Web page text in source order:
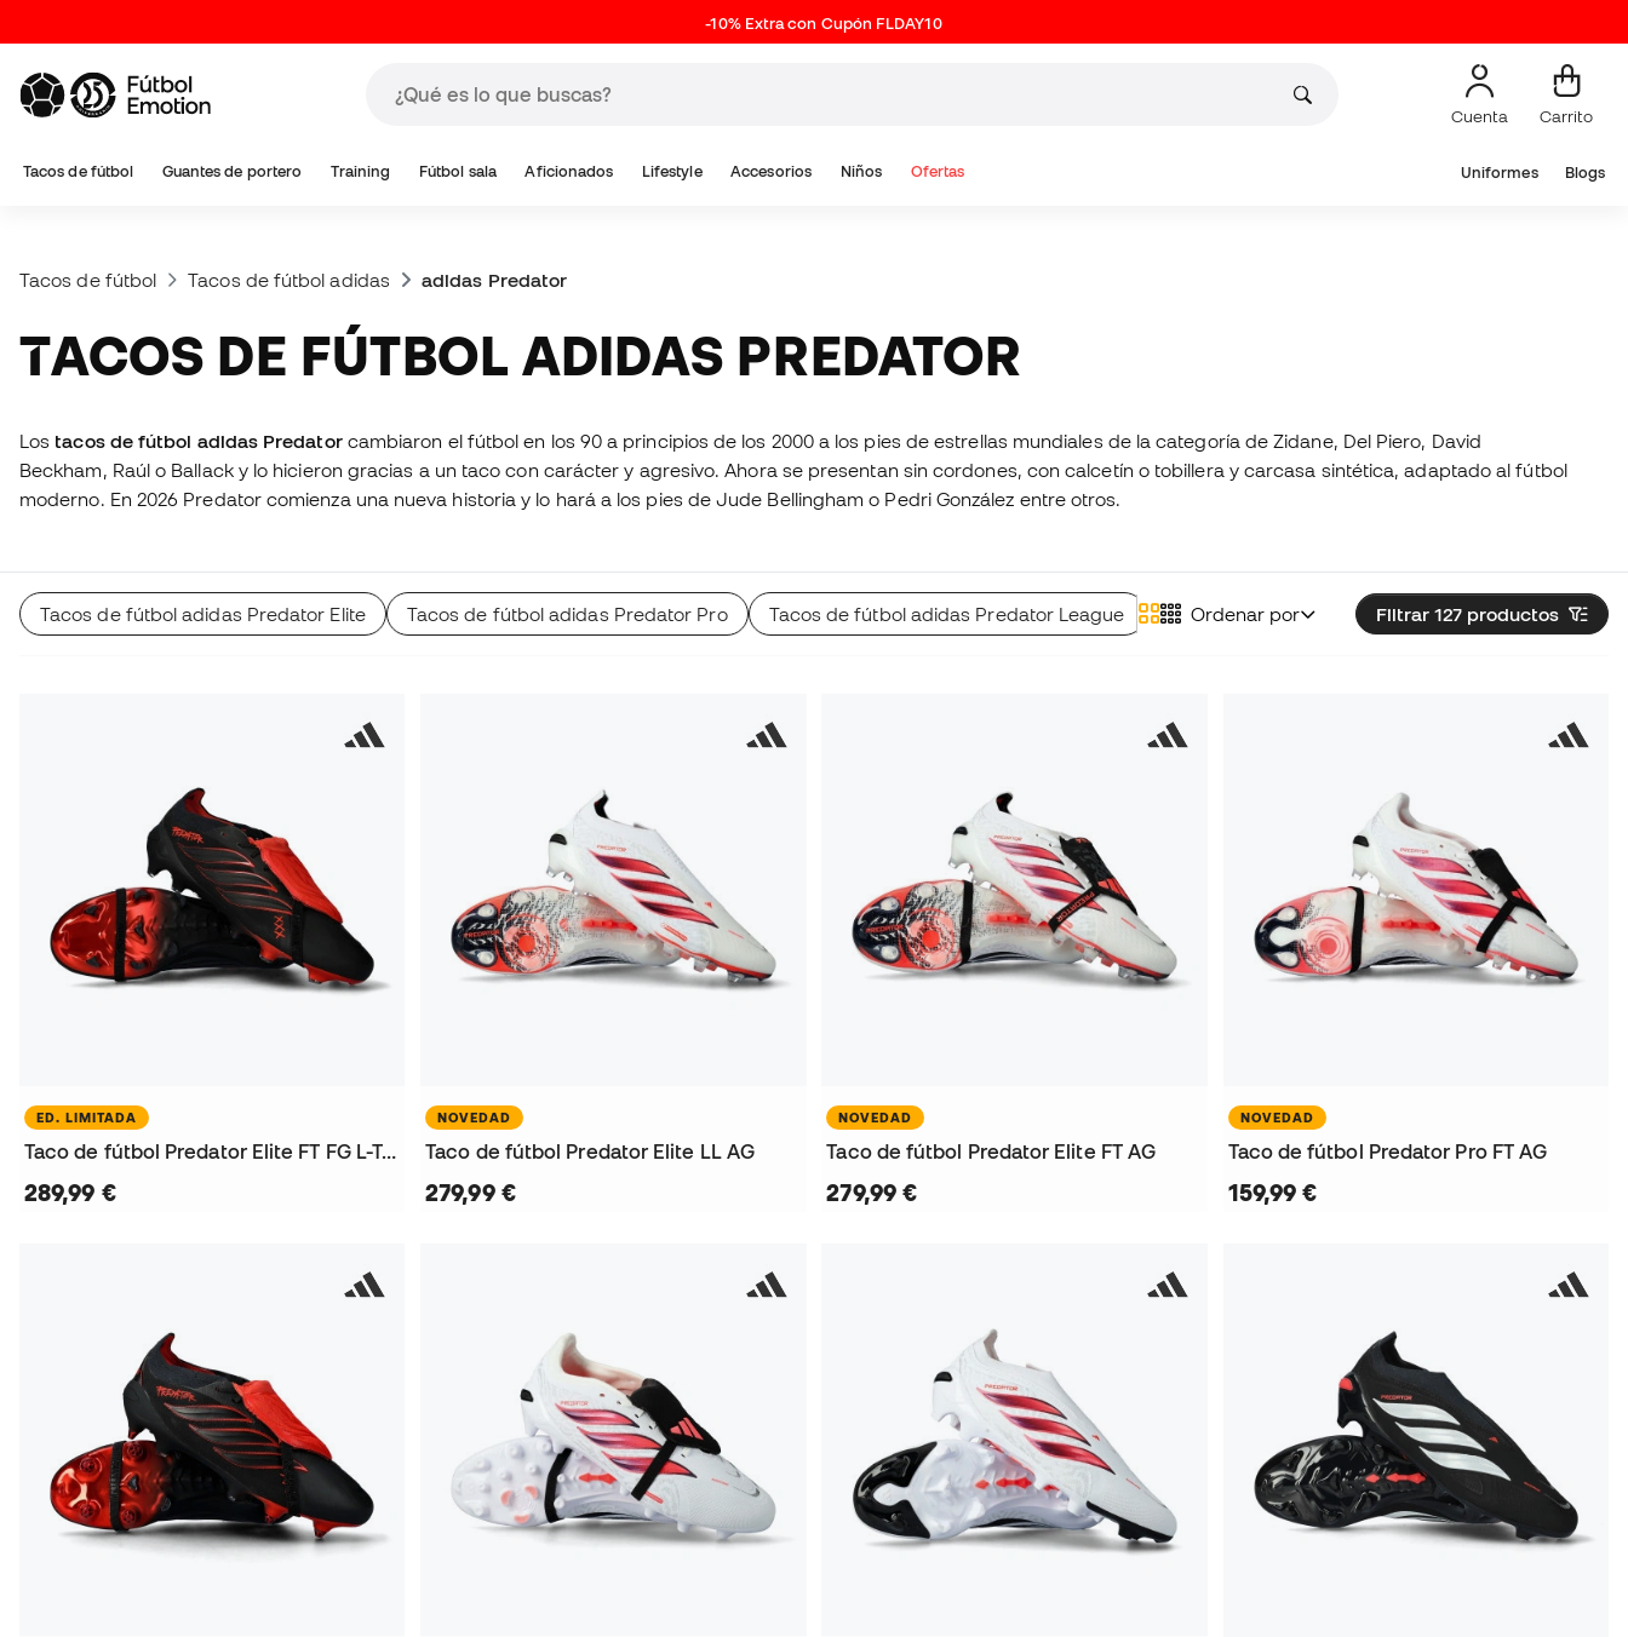
-10% Extra con Cupón FLDAY10
Cuenta Carrito
Tacos de fútbol Guantes de portero Training Fútbol sala Aficionados Lifestyle Accesorios Niños Ofertas Uniformes Blogs
Tacos de fútbol Tacos de fútbol adidas adidas Predator
TACOS DE FÚTBOL ADIDAS PREDATOR
Los tacos de fútbol adidas Predatorcambiaron el fútbol en los 90 a principios de los 2000 a los pies de estrellas mundiales de la categoría de Zidane, Del Piero, David
Beckham, Raúl o Ballack y lo hicieron gracias a un taco con carácter y agresivo. Ahora se presentan sin cordones, con calcetín o tobillera y carcasa sintética, adaptado al fútbol
moderno. En 2026 Predator comienza una nueva historia y lo hará a los pies de Jude Bellingham o Pedri González entre otros.
Filtrar 127 productos
Ordenar por
Tacos de fútbol adidas Predator Elite Tacos de fútbol adidas Predator Pro Tacos de fútbol adidas Predator League Tacos de fútbol adidas Predator Club
ED. LIMITADA
Taco de fútbol Predator Elite FT FG L-Tech
289,99 €
NOVEDAD
Taco de fútbol Predator Elite LL AG
279,99 €
NOVEDAD
Taco de fútbol Predator Elite FT AG
279,99 €
NOVEDAD
Taco de fútbol Predator Pro FT AG
159,99 €